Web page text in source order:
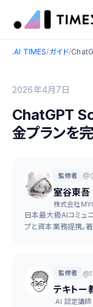
.AI TIMES/ガイド/
2026年4月7日
ChatGPT
金プランを
監修者
室谷東吾
株式会社
日本最大級AIコミュ
プと資本業務提携。
監修者
テキトー
.AI 認定講